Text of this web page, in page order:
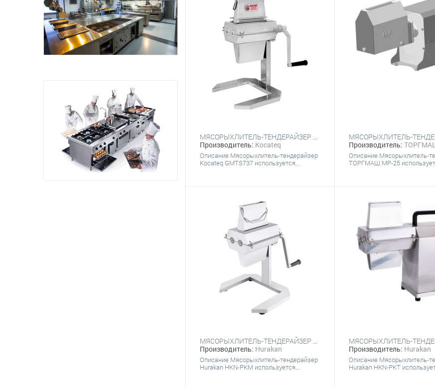
МЯСОРЫХЛИТЕЛЬ-ТЕНДЕРАЙЗЕР KOCATEQ GMTS737
Производитель: Kocateq
Описание Мясорыхлитель-тендерайзер
Kocateq GMTS737 используется...
Производитель:
Описание Мясорыхлитель-
ТОРГМАШ МР-25
МЯСОРЫХЛИТЕЛЬ-ТЕНДЕРАЙЗЕР HURAKAN HKN-PKМ
Производитель: Hurakan
Описание Мясорыхлитель-тендерайзер
Hurakan HKN-PKМ используется...
Производитель: Hurakan
Описание Мясорыхлитель-
Hurakan HKN-PKT